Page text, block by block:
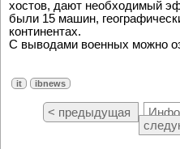
хостов, дают необходимый
были 15 машин,
континентах.
С выводами военных можно
it ibnews
< предыдущая